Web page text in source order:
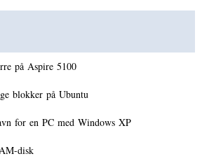
på Aspire 5100
blokker på Ubuntu
for en PC med Windows XP
disk